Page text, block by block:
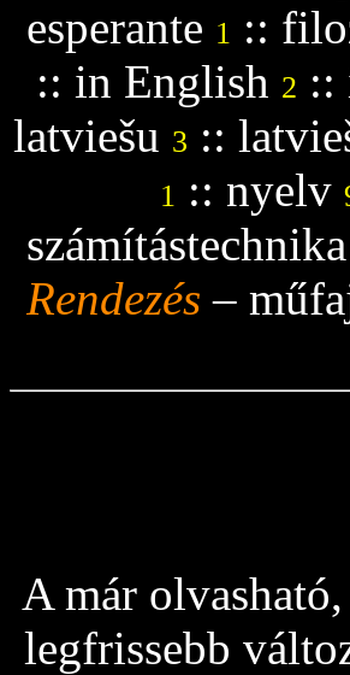
esperante 1 ::
:: in English 2 ::
latviešu 3 ::
1 :: nyelv
számítástechnika
Rendezés –
A már
legfrissebb